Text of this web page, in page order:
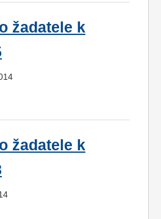
žadatele k
žadatele k